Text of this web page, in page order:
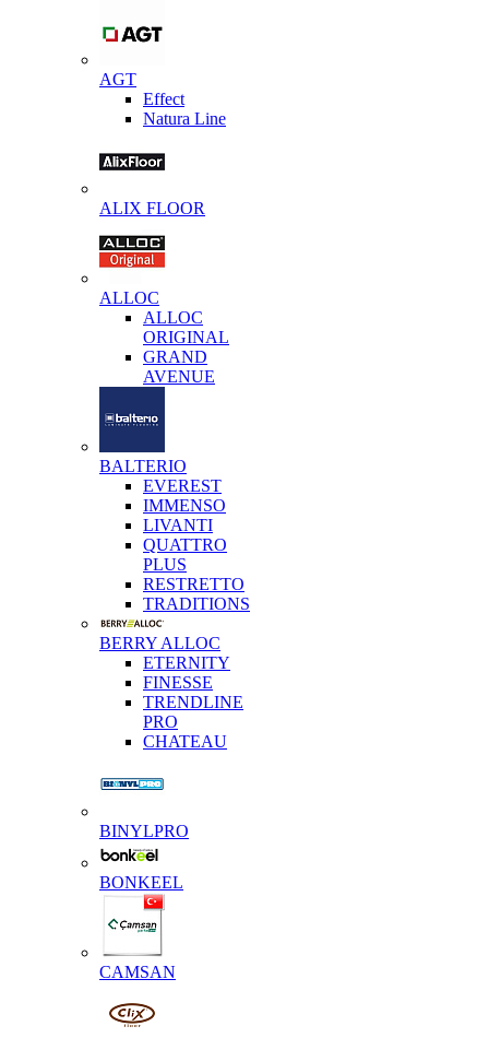
AGT
Effect
Natura Line
ALIX FLOOR
ALLOC
ALLOC
ORIGINAL
GRAND
AVENUE
BALTERIO
EVEREST
IMMENSO
LIVANTI
QUATTRO
PLUS
RESTRETTO
TRADITIONS
BERRY ALLOC
ETERNITY
FINESSE
TRENDLINE
PRO
CHATEAU
BINYLPRO
BONKEEL
CAMSAN